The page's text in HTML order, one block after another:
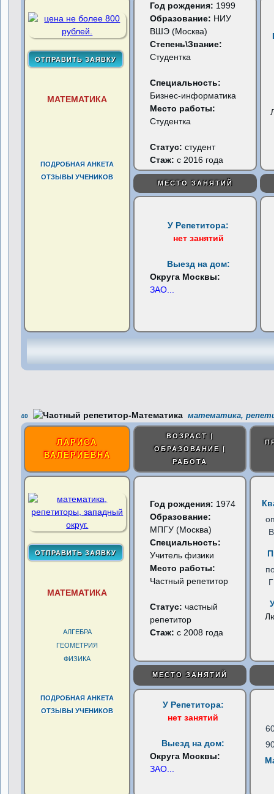
МАТЕМАТИКА
ПОДРОБНАЯ АНКЕТА
ОТЗЫВЫ УЧЕНИКОВ
Год рождения: 1999
Образование: НИУ
ВШЭ (Москва)
Степень\Звание:
Студентка
Специальность:
Бизнес-информатика
Место работы:
Студентка
Статус:студент
Стаж: с 2016 года
МЕСТО ЗАНЯТИЙ
У Репетитора:
нет занятий
Выезд на дом:
Округа Москвы:
ЗАО
40 математика,
ЛАРИСА
ВАЛЕРИЕВНА
ВОЗРАСТ |
ОБРАЗОВАНИЕ |
РАБОТА
МАТЕМАТИКА
АЛГЕБРА
ГЕОМЕТРИЯ
ФИЗИКА
ПОДРОБНАЯ АНКЕТА
ОТЗЫВЫ УЧЕНИКОВ
Год рождения: 1974
Образование:
МПГУ (Москва)
Специальность:
Учитель физики
Место работы:
Частный репетитор
Статус:частный
репетитор
Стаж: с 2008 года
МЕСТО ЗАНЯТИЙ
У Репетитора:
нет занятий
Выезд на дом:
Округа Москвы:
ЗАО